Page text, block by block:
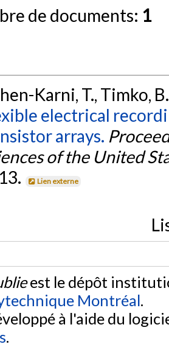
de documents: 1
Karni, T., Timko,
electrical
arrays.
of the United
Lien externe
est le dépôt
Montréal.
à l'aide du
.